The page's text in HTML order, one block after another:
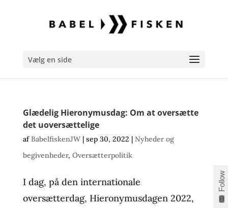
Vælg en side
Glædelig Hieronymusdag: Om at oversætte
det uoversættelige
afBabelfiskenJW| sep 30, 2022 | Nyheder og
begivenheder, Oversætterpolitik
I dag, på den internationale
oversætterdag, Hieronymusdagen 2022,
Follow